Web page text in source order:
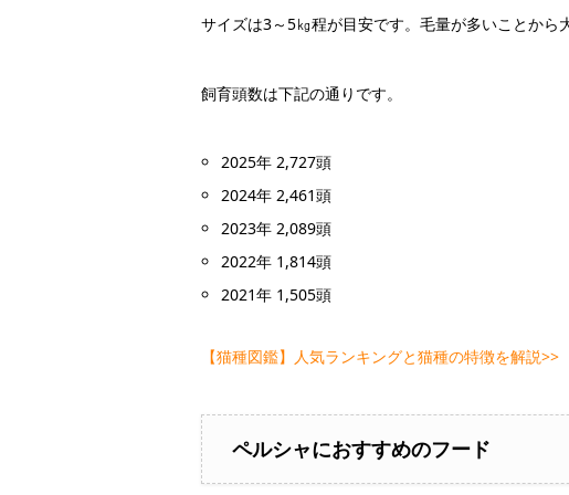
サイズは3～5㎏程が目安です。毛量が多いことから
飼育頭数は下記の通りです。
2025年 2,727頭
2024年 2,461頭
2023年 2,089頭
2022年 1,814頭
2021年 1,505頭
【猫種図鑑】人気ランキングと猫種の特徴を解説>>
ペルシャにおすすめのフード